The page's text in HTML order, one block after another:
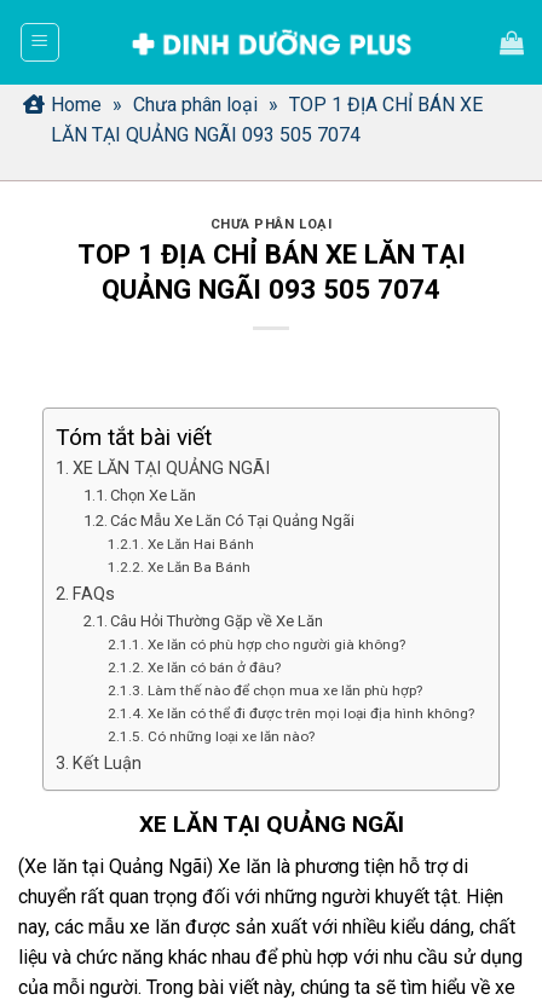
dung Home » Chưa phân loại » TOP 1 ĐỊA CHỈ BÁN XE
LĂN TẠI QUẢNG NGÃI 093 505 7074
CHƯA PHÂN LOẠI
TOP 1 ĐỊA CHỈ BÁN XE LĂN TẠI
QUẢNG NGÃI 093 505 7074
Tóm tắt bài viết
XE LĂN TẠI QUẢNG NGÃI
Chọn Xe Lăn
Các Mẫu Xe Lăn Có Tại Quảng Ngãi
Xe Lăn Hai Bánh
Xe Lăn Ba Bánh
FAQs
Câu Hỏi Thường Gặp về Xe Lăn
Xe lăn có phù hợp cho người già không?
Xe lăn có bán ở đâu?
Làm thế nào để chọn mua xe lăn phù hợp?
Xe lăn có thể đi được trên mọi loại địa hình không?
Có những loại xe lăn nào?
Kết Luận
XE LĂN TẠI QUẢNG NGÃI
(Xe lăn tại Quảng Ngãi) Xe lăn là phương tiện hỗ trợ di
chuyển rất quan trọng đối với những người khuyết tật. Hiện
nay, các mẫu xe lăn được sản xuất với nhiều kiểu dáng, chất
liệu và chức năng khác nhau để phù hợp với nhu cầu sử dụng
của mỗi người. Trong bài viết này, chúng ta sẽ tìm hiểu về xe